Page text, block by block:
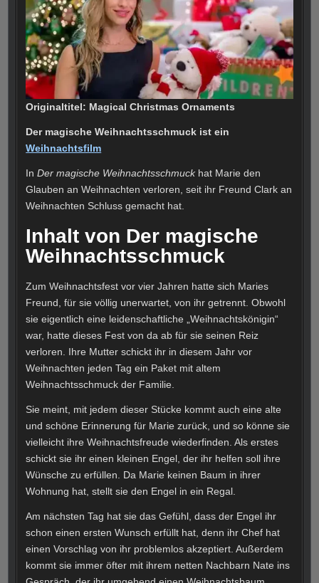
Originaltitel: Magical Christmas Ornaments
Der magische Weihnachtsschmuck ist ein
Weihnachtsfilm
InDer magische Weihnachtsschmuckhat Marie den
Glauben an Weihnachten verloren, seit ihr Freund Clark an
Weihnachten Schluss gemacht hat.
Inhalt von Der magische
Weihnachtsschmuck
Zum Weihnachtsfest vor vier Jahren hatte sich Maries
Freund, für sie völlig unerwartet, von ihr getrennt. Obwohl
sie eigentlich eine leidenschaftliche „Weihnachtskönigin“
war, hatte dieses Fest von da ab für sie seinen Reiz
verloren. Ihre Mutter schickt ihr in diesem Jahr vor
Weihnachten jeden Tag ein Paket mit altem
Weihnachtsschmuck der Familie.
Sie meint, mit jedem dieser Stücke kommt auch eine alte
und schöne Erinnerung für Marie zurück, und so könne sie
vielleicht ihre Weihnachtsfreude wiederfinden. Als erstes
schickt sie ihr einen kleinen Engel, der ihr helfen soll ihre
Wünsche zu erfüllen. Da Marie keinen Baum in ihrer
Wohnung hat, stellt sie den Engel in ein Regal.
Am nächsten Tag hat sie das Gefühl, dass der Engel ihr
schon einen ersten Wunsch erfüllt hat, denn ihr Chef hat
einen Vorschlag von ihr problemlos akzeptiert. Außerdem
kommt sie immer öfter mit ihrem netten Nachbarn Nate ins